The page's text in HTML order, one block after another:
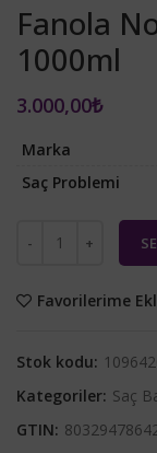
Fanola
1000ml
3.000,00₺
Marka
Saç Problemi
Favorilerime
Stok kodu:
Kategoriler: Saç
GTIN: